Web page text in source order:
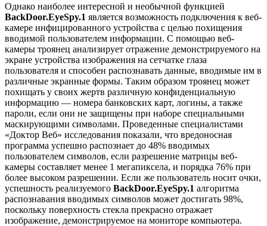
Однако наиболее интересной и необычной функцией
BackDoor.EyeSpy.1 является возможность подключения к веб-
камере инфицированного устройства с целью похищения
вводимой пользователем информации. С помощью веб-
камеры троянец анализирует отражение демонстрируемого на
экране устройства изображения на сетчатке глаза
пользователя и способен распознавать данные, вводимые им в
различные экранные формы. Таким образом троянец может
похищать у своих жертв различную конфиденциальную
информацию — номера банковских карт, логины, а также
пароли, если они не защищены при наборе специальными
маскирующими символами. Проведенные специалистами
«Доктор Веб» исследования показали, что вредоносная
программа успешно распознает до 48% вводимых
пользователем символов, если разрешение матрицы веб-
камеры составляет менее 1 мегапиксела, и порядка 76% при
более высоком разрешении. Если же пользователь носит очки,
успешность реализуемого BackDoor.EyeSpy.1 алгоритма
распознавания вводимых символов может достигать 98%,
поскольку поверхность стекла прекрасно отражает
изображение, демонстрируемое на мониторе компьютера.